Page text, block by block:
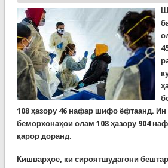
108 ҳазору 46 нафар шифо ёфтаанд. Ин
беморхонаҳои олам 108 ҳазору 904
қарор доранд.
Кишварҳое, ки сироятшудагони